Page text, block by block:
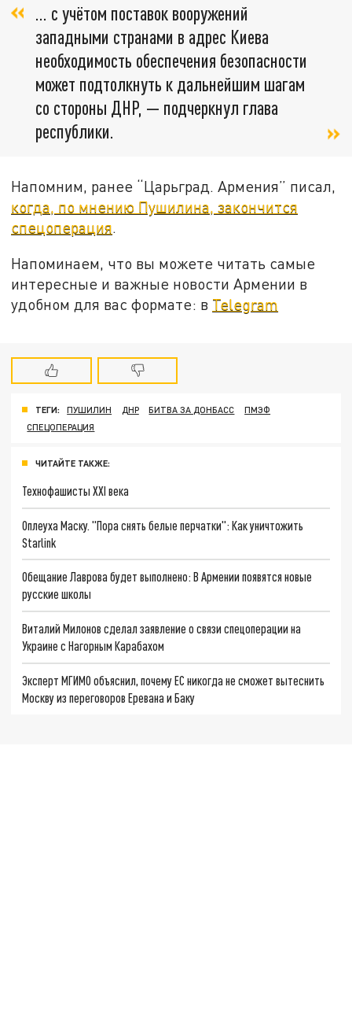
… с учётом поставок вооружений
западными странами в адрес Киева
необходимость обеспечения безопасности
может подтолкнуть к дальнейшим шагам
со стороны ДНР, — подчеркнул глава
республики.
Напомним, ранее “Царьград. Армения” писал,
когда, по мнению Пушилина, закончится
спецоперация.
Напоминаем, что вы можете читать самые
интересные и важные новости Армении в
удобном для вас формате: в Telegram
ТЕГИ: ПУШИЛИН ДНР БИТВА ЗА ДОНБАСС
ПМЭФ
СПЕЦОПЕРАЦИЯ
ЧИТАЙТЕ ТАКЖЕ:
Технофашисты XXI века
Оплеуха Маску. "Пора снять белые перчатки": Как уничтожить
Starlink
Обещание Лаврова будет выполнено: В Армении появятся новые
русские школы
Виталий Милонов сделал заявление о связи спецоперации на
Украине с Нагорным Карабахом
Эксперт МГИМО объяснил, почему ЕС никогда не сможет вытеснить
Москву из переговоров Еревана и Баку